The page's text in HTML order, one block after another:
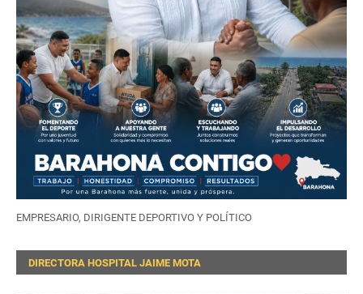
EMPRESARIO, DIRIGENTE DEPORTIVO Y POLÍTICO
DIRECTORA HOSPITAL JAIME MOTA